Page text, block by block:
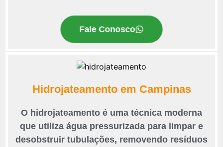
Fale Conosco
Hidrojateamento em Campinas
O hidrojateamento é uma técnica moderna
que utiliza água pressurizada para limpar e
desobstruir tubulações, removendo resíduos